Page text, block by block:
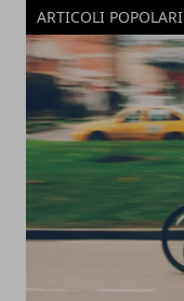
ARTICOLI POPOLARI